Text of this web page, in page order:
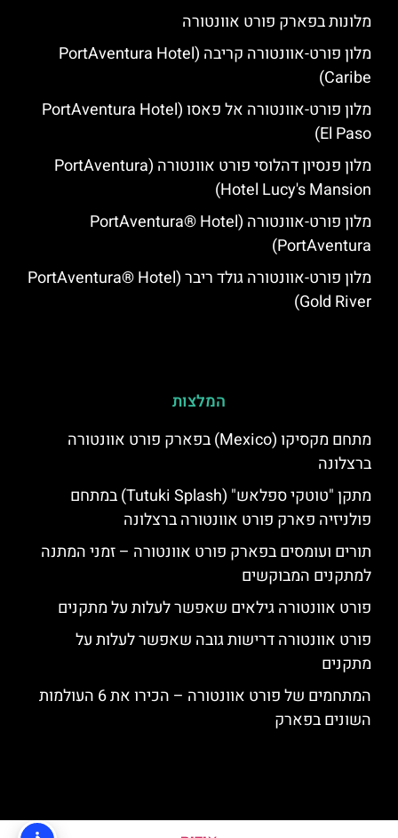
מלונות בפארק פורט אוונטורה
מלון פורט-אוונטורה קריבה (PortAventura Hotel
Caribe)
מלון פורט-אוונטורה אל פאסו (PortAventura Hotel
El Paso)
מלון פנסיון דהלוסי פורט אוונטורה (PortAventura
Hotel Lucy's Mansion‬)
מלון פורט-אוונטורה (PortAventura® Hotel
PortAventura)
מלון פורט-אוונטורה גולד ריבר (PortAventura® Hotel
Gold River)
המלצות
מתחם מקסיקו (Mexico) בפארק פורט אוונטורה
ברצלונה
מתקן "טוטקי ספלאש" (Tutuki Splash) במתחם
פולניזיה פארק פורט אוונטורה ברצלונה
תורים ועומסים בפארק פורט אוונטורה – זמני המתנה
למתקנים המבוקשים
פורט אוונטורה גילאים שאפשר לעלות על מתקנים
פורט אוונטורה דרישות גובה שאפשר לעלות על
מתקנים
המתחמים של פורט אוונטורה – הכירו את 6 העולמות
השונים בפארק